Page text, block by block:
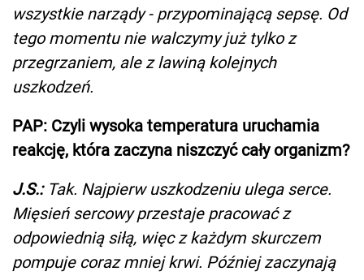
wszystkie narządy - przypominającą sepsę. Od
tego momentu nie walczymy już tylko z
przegrzaniem, ale z lawiną kolejnych
uszkodzeń.
PAP: Czyli wysoka temperatura uruchamia
reakcję, która zaczyna niszczyć cały organizm?
J.S.:Tak. Najpierw uszkodzeniu ulega serce.
Mięsień sercowy przestaje pracować z
odpowiednią siłą, więc z każdym skurczem
pompuje coraz mniej krwi. Później zaczynają